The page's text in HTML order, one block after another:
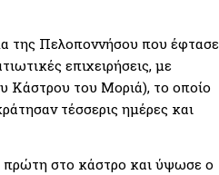
της Πελοποννήσου που έφτασε
επιχειρήσεις, με
Κάστρου του Μοριά), το οποίο
τέσσερις ημέρες και
πρώτη στο κάστρο και ύψωσε ο